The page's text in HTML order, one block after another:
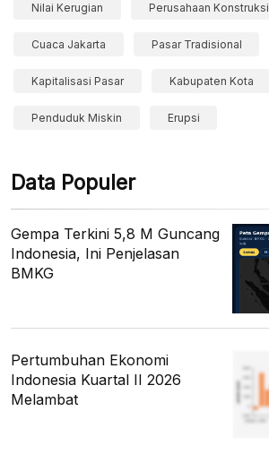
Nilai Kerugian Perusahaan Konstruksi
Cuaca Jakarta Pasar Tradisional
Kapitalisasi Pasar Kabupaten Kota
Penduduk Miskin Erupsi
Data Populer
Gempa Terkini 5,8 M Guncang
Indonesia, Ini Penjelasan
BMKG
Pertumbuhan Ekonomi
Indonesia Kuartal II 2026
Melambat